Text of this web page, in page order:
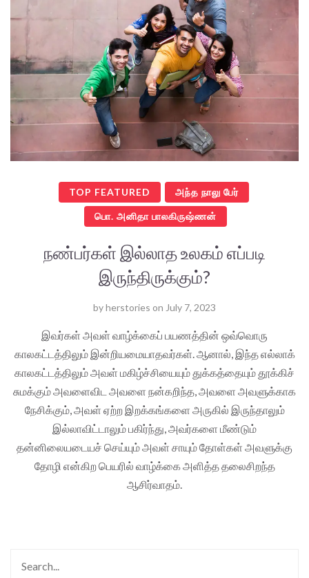
TOP FEATURED அந்த நாலு பேர்
பொ. அனிதா பாலகிருஷ்ணன்
நண்பர்கள் இல்லாத உலகம் எப்படி
இருந்திருக்கும்?
byherstories on July 7, 2023
இவர்கள் அவள் வாழ்க்கைப் பயணத்தின் ஒவ்வொரு
காலகட்டத்திலும் இன்றியமையாதவர்கள். ஆனால், இந்த எல்லாக்
காலகட்டத்திலும் அவள் மகிழ்ச்சியையும் துக்கத்தையும் தூக்கிச்
சுமக்கும் அவளைவிட அவளை நன்கறிந்த, அவளை அவளுக்காக
நேசிக்கும், அவள் ஏற்ற இறக்கங்களை அருகில் இருந்தாலும்
இல்லாவிட்டாலும் பகிர்ந்து, அவர்களை மீண்டும்
தன்னிலையடையச் செய்யும் அவள் சாயும் தோள்கள் அவளுக்கு
தோழி என்கிற பெயரில் வாழ்க்கை அளித்த தலைசிறந்த
ஆசிர்வாதம்.